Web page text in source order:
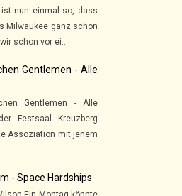
ist nun einmal so, dass
Milwaukee ganz schön
schon vor ei...
Gentlemen - Alle
Gentlemen - Alle
Festsaal Kreuzberg
Assoziation mit jenem
- Space Hardships